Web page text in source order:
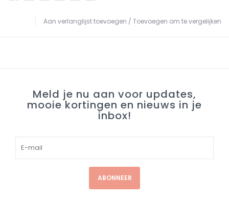
Aan verlanglijst toevoegen / Toevoegen om te vergelijken
Meld je nu aan voor updates,
mooie kortingen en nieuws in je
inbox!
ABONNEER